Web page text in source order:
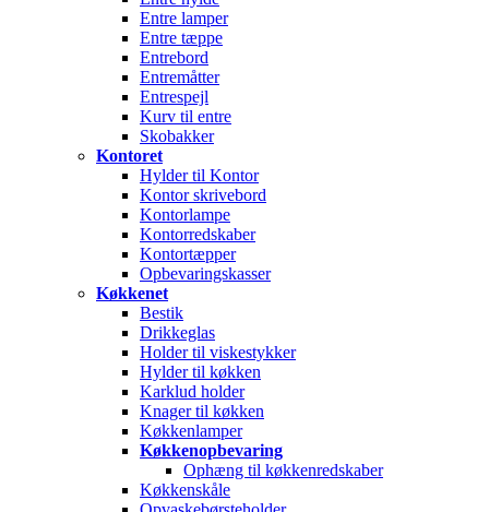
Entre lamper
Entre tæppe
Entrebord
Entremåtter
Entrespejl
Kurv til entre
Skobakker
Kontoret
Hylder til Kontor
Kontor skrivebord
Kontorlampe
Kontorredskaber
Kontortæpper
Opbevaringskasser
Køkkenet
Bestik
Drikkeglas
Holder til viskestykker
Hylder til køkken
Karklud holder
Knager til køkken
Køkkenlamper
Køkkenopbevaring
Ophæng til køkkenredskaber
Køkkenskåle